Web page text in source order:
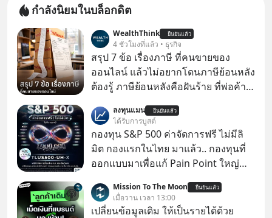
กำลังนิยมในบล็อกดิต
WealthThink ยืนยันแล้ว
4 ชั่วโมงที่แล้ว • ธุรกิจ
สรุป 7 ข้อ เรื่องภาษี ที่คนขายของ
ออนไลน์ แล้วไม่อยากโดนภาษีย้อนหลัง
ต้องรู้ ภาษีย้อนหลังคือฝันร้าย ที่พ่อค้า
ลงทุนแมน ยืนยันแล้ว
ได้รับการบูสต์
กองทุน S&P 500 ค่าจัดการฟรี ไม่มีลิ
มิต กองแรกในไทย มาแล้ว.. กองทุนที่
ออกแบบมาเพื่อแก้ Pain Point ใหญ่
Mission To The Moon ยืนยันแล้ว
เมื่อวาน เวลา 13:00
เปลี่ยนข้อมูลเดิม ให้เป็นรายได้ด้วย